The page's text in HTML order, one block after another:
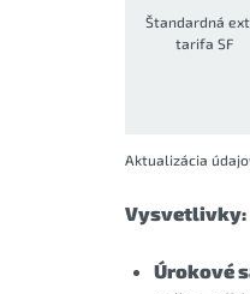
Štandardná
tarifa SF
Aktualizácia
Vysvetlivky:
Úrokové